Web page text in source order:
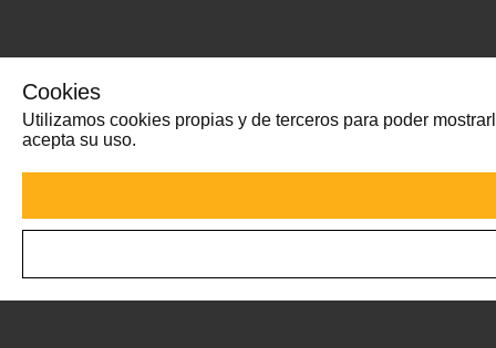
Cookies
Utilizamos cookies propias y de terceros para poder
acepta su uso.